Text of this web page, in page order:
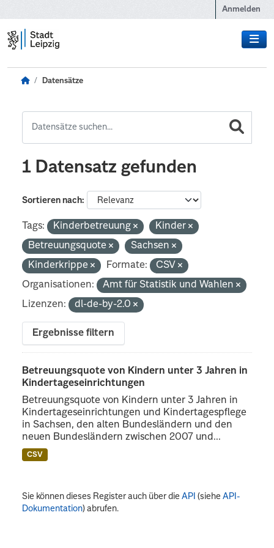
Anmelden
Datensätze
1 Datensatz gefunden
Sortieren nach
Tags: Kinderbetreuung
Kinder
Betreuungsquote
Sachsen
Kinderkrippe
Formate:
CSV
Organisationen:
Amt für Statistik und Wahlen
Lizenzen:
dl-de-by-2.0
Ergebnisse filtern
Betreuungsquote von Kindern unter 3 Jahren in
Kindertageseinrichtungen
Betreuungsquote von Kindern unter 3 Jahren in
Kindertageseinrichtungen und Kindertagespflege
in Sachsen, den alten Bundesländern und den
neuen Bundesländern zwischen 2007 und...
CSV
Sie können dieses Register auch über dieAPI (sieheAPI-
Dokumentation) abrufen.